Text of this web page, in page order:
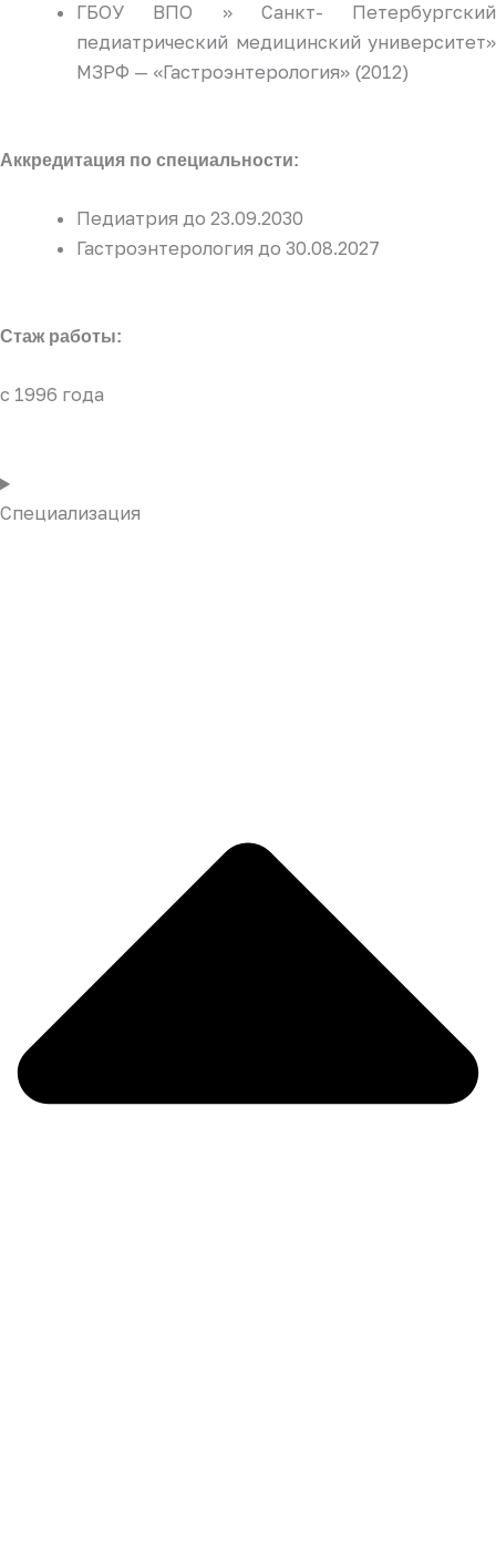
ГБОУ ВПО » Санкт- Петербургский
педиатрический медицинский университет»
МЗРФ — «Гастроэнтерология» (2012)
Аккредитация по специальности:
Педиатрия до 23.09.2030
Гастроэнтерология до 30.08.2027
Стаж работы:
с 1996 года
Специализация